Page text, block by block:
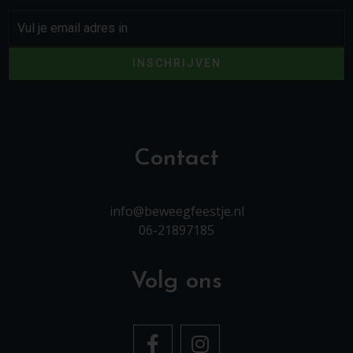
INSCHRIJVEN
Contact
info@beweegfeestje.nl
06-21897185
Volg ons